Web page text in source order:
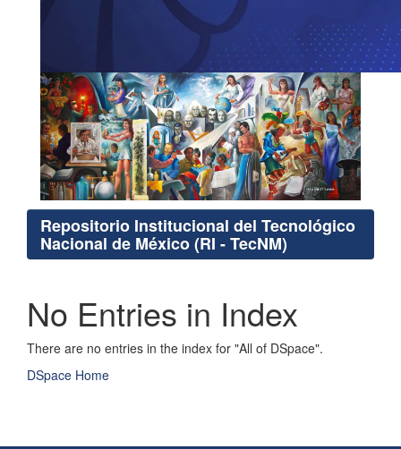
Repositorio Institucional del Tecnológico
Nacional de México (RI - TecNM)
No Entries in Index
There are no entries in the index for "All of DSpace".
DSpace Home